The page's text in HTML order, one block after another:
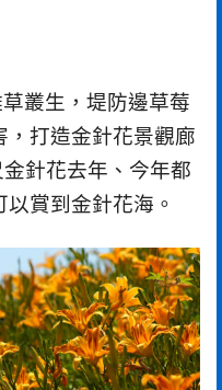
叢生，堤防邊草莓
，打造金針花景觀廊
針花去年、今年都
賞到金針花海。